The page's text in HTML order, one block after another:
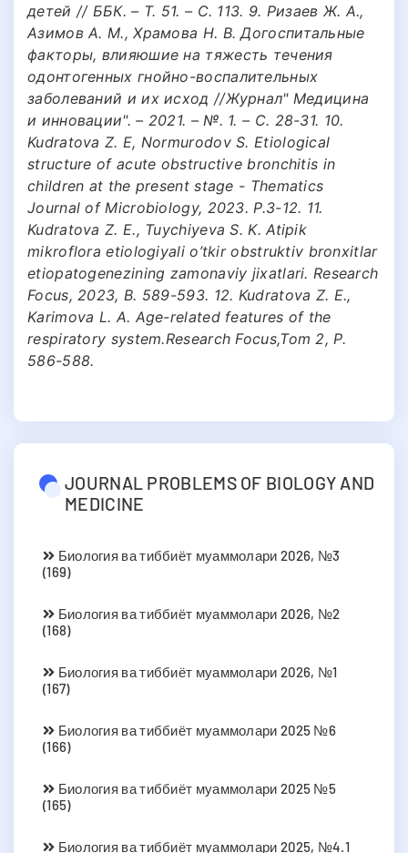
детей // ББК. – Т. 51. – С. 113. 9. Ризаев Ж. А.,
Азимов А. М., Храмова Н. В. Догоспитальные
факторы, влияюшие на тяжесть течения
одонтогенных гнойно-воспалительных
заболеваний и их исход //Журнал" Медицина
и инновации". – 2021. – №. 1. – С. 28-31. 10.
Kudratova Z. E, Normurodov S. Etiological
structure of acute obstructive bronchitis in
children at the present stage - Thematics
Journal of Microbiology, 2023. P.3-12. 11.
Kudratova Z. E., Tuychiyeva S. K. Atipik
mikroflora etiologiyali o’tkir obstruktiv bronxitlar
etiopatogenezining zamonaviy jixatlari. Research
Focus, 2023, B. 589-593. 12. Kudratova Z. E.,
Karimova L. A. Age-related features of the
respiratory system.Research Focus,Tom 2, P.
586-588.
JOURNAL PROBLEMS OF BIOLOGY AND
MEDICINE
Биология ва тиббиёт муаммолари 2026, №3
(169)
Биология ва тиббиёт муаммолари 2026, №2
(168)
Биология ва тиббиёт муаммолари 2026, №1
(167)
Биология ва тиббиёт муаммолари 2025 №6
(166)
Биология ва тиббиёт муаммолари 2025 №5
(165)
Биология ва тиббиёт муаммолари 2025, №4.1